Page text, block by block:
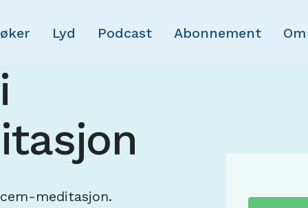
Skip to main content
Lyd Podcast Abonnement
meditasjon.